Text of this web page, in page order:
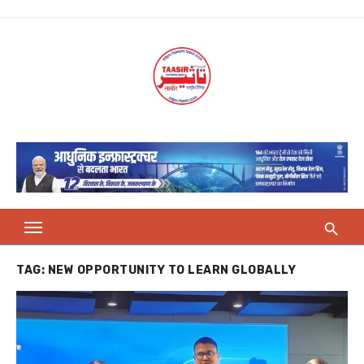
TAG: NEW OPPORTUNITY TO LEARN GLOBALLY